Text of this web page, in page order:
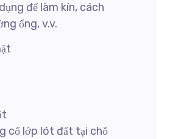
để làm kín, cách
ống, v.v.
cố lớp lót đất tại chỗ